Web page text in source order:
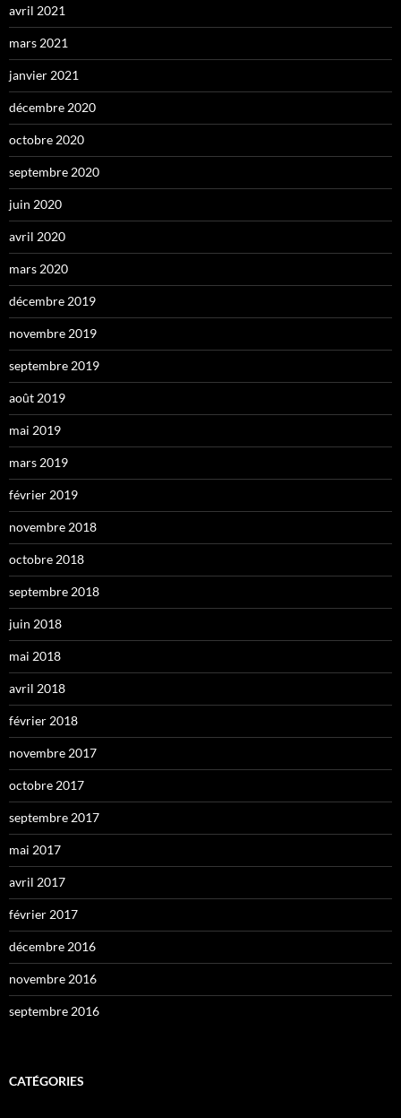
avril 2021
mars 2021
janvier 2021
décembre 2020
octobre 2020
septembre 2020
juin 2020
avril 2020
mars 2020
décembre 2019
novembre 2019
septembre 2019
août 2019
mai 2019
mars 2019
février 2019
novembre 2018
octobre 2018
septembre 2018
juin 2018
mai 2018
avril 2018
février 2018
novembre 2017
octobre 2017
septembre 2017
mai 2017
avril 2017
février 2017
décembre 2016
novembre 2016
septembre 2016
CATÉGORIES